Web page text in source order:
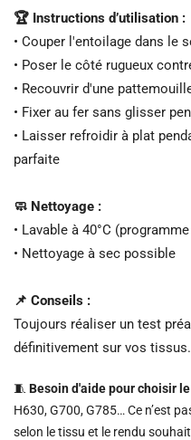
🏆 Instructions d’utilisation :
• Couper l'entoilage dans le
• Poser le côté rugueux
• Recouvrir d'une
• Fixer au fer sans glisser
• Laisser refroidir à plat
parfaite
🧼 Nettoyage :
• Lavable à 40°C
• Nettoyage à sec possible
📌 Conseils :
Toujours réaliser un test
définitivement sur vos tissus.
🧵 Besoin d'aide pour choisir
H630, G700, G785… Ce n’est
selon le tissu et le rendu